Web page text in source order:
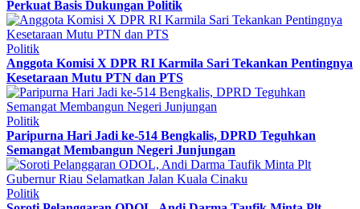
Perkuat Basis Dukungan Politik
Politik
Anggota Komisi X DPR RI Karmila Sari Tekankan Pentingnya
Kesetaraan Mutu PTN dan PTS
Politik
Paripurna Hari Jadi ke-514 Bengkalis, DPRD Teguhkan
Semangat Membangun Negeri Junjungan
Politik